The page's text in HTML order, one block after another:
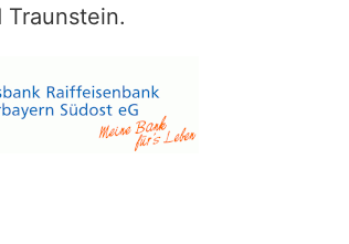
Traunstein.